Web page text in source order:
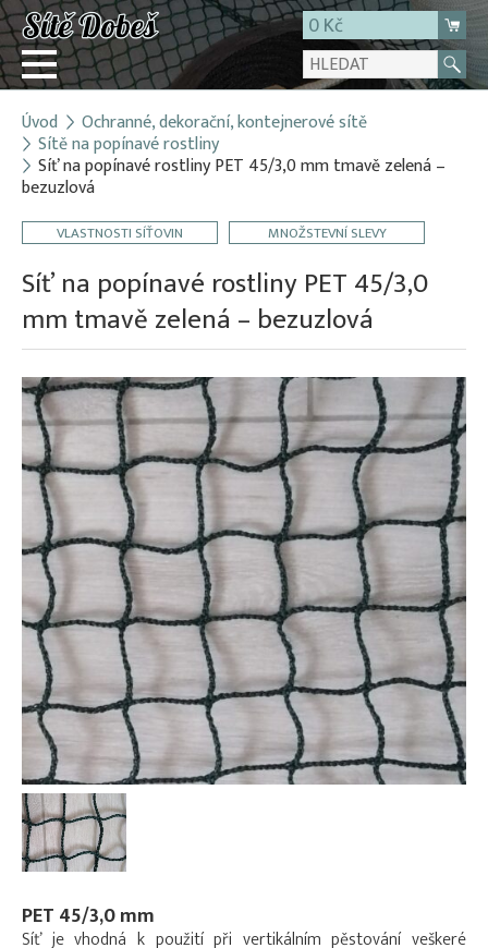
0 Kč
Přihlásit
Registrace
O firmě
Kontakt
Úvod Ochranné, dekorační, kontejnerové sítě
Sítě na popínavé rostliny
Síť na popínavé rostliny PET 45/3,0 mm tmavě zelená –
bezuzlová
VLASTNOSTI SÍŤOVIN MNOŽSTEVNÍ SLEVY
Síť na popínavé rostliny PET 45/3,0
mm tmavě zelená – bezuzlová
PET 45/3,0 mm
Síť je vhodná k použití při vertikálním pěstování veškeré